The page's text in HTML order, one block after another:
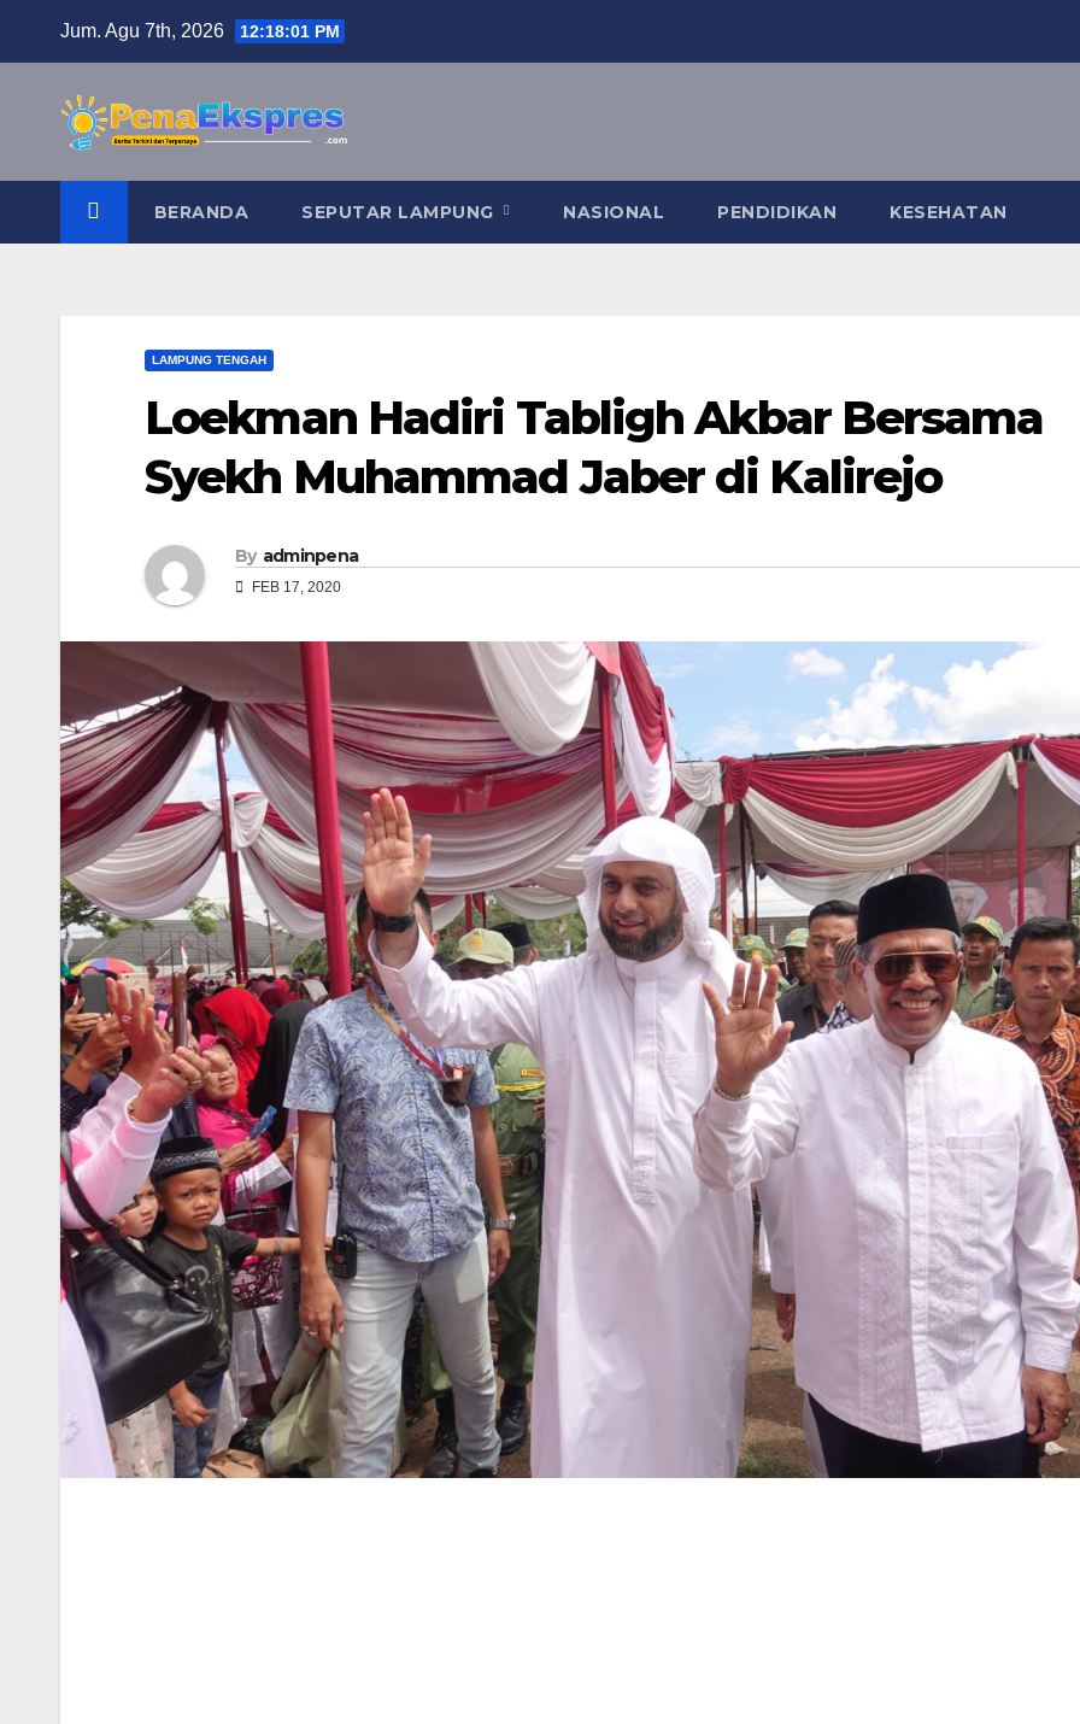
Jum. Agu 7th, 2026 12:18:01 PM
BERANDA SEPUTAR LAMPUNG NASIONAL PENDIDIKAN KESEHATAN
LAMPUNG TENGAH
Loekman Hadiri Tabligh Akbar Bersama
Syekh Muhammad Jaber di Kalirejo
By adminpena
FEB 17, 2020